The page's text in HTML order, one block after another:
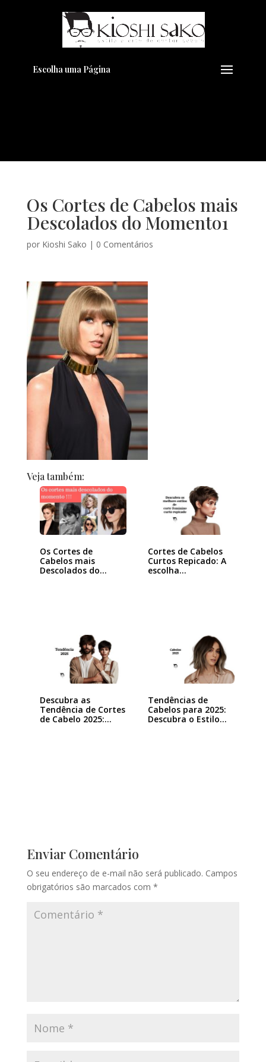
Escolha uma Página
Os Cortes de Cabelos mais
Descolados do Momento1
por Kioshi Sako | 0 Comentários
Veja também:
Os Cortes de
Cabelos mais
Descolados do
Cortes de Cabelos
Curtos Repicado: A
escolha…
Descubra as
Tendência de Cortes
de Cabelo 2025:…
Tendências de
Cabelos para 2025:
Descubra o Estilo…
Enviar Comentário
O seu endereço de e-mail não será publicado. Campos
obrigatórios são marcados com *
Pensando em transformar seu
Visual??